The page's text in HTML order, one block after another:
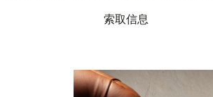
索取信息